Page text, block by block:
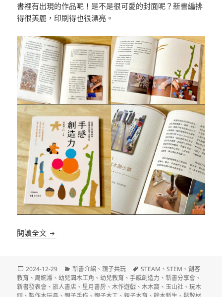
書裡有出現的作品呢！是不是很可愛的封面呢？新書編排
得很美麗，印刷得也很漂亮。
閱讀全文 手感創造力：從做自己的玩具開始，創客養成的親子
發
佈
日
期:
2024-12-29
分
類
新書介紹 、親子共玩
標
籤
STEAM 、STEM 、創客
教育 、 周婉湘 、幼兒園木工角 、幼兒教育 、手感創造力 、新書分享會 、
新書發表會 、旅人書店 、 星月書房 、木作遊戲 、木木窩 、玉山社 、玩木